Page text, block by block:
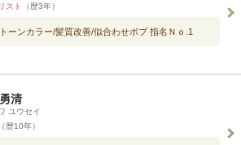
スト
（歴3年）
ーンカラー/髪質改善/似合わせボブ 指名Ｎｏ.1
清
ユウセイ
（歴10年）